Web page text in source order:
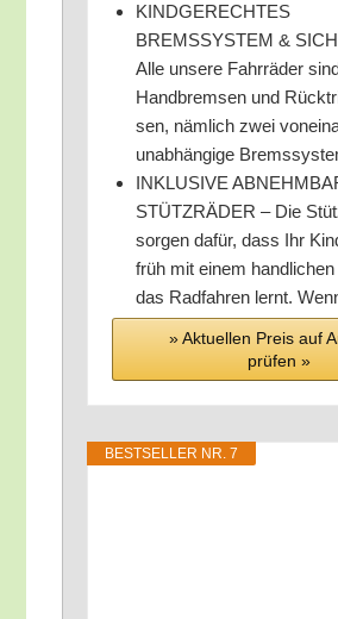
KINDGERECHTES
BREMSSYSTEM &
Alle unse­re Fahr­rä­der
Hand­brem­sen und
sen, näm­lich zwei
unab­hän­gi­ge
INKLUSIVE
STÜTZRÄDER – Die
sor­gen dafür, dass Ihr
früh mit einem
das Rad­fah­ren lernt.
» Aktu­el­len Preis auf
prü­fen »
BEST­SEL­LER NR. 7